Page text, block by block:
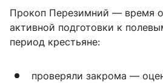
Прокоп Перезимний — время
активной подготовки к
период крестьяне:
проверяли закрома —